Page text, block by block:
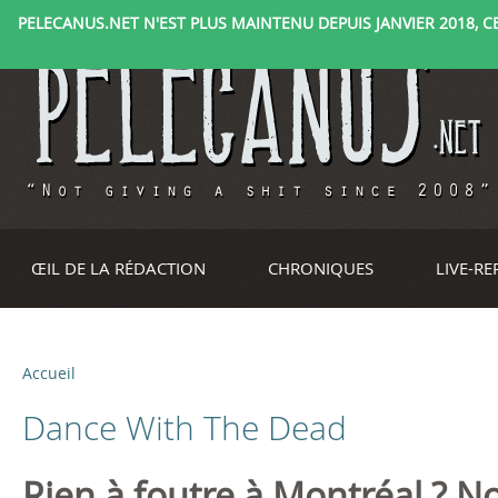
PELECANUS.NET N'EST PLUS MAINTENU DEPUIS JANVIER 2018,
ŒIL DE LA RÉDACTION CHRONIQUES LIVE-
V
o
u
Accueil
Dance With The Dead